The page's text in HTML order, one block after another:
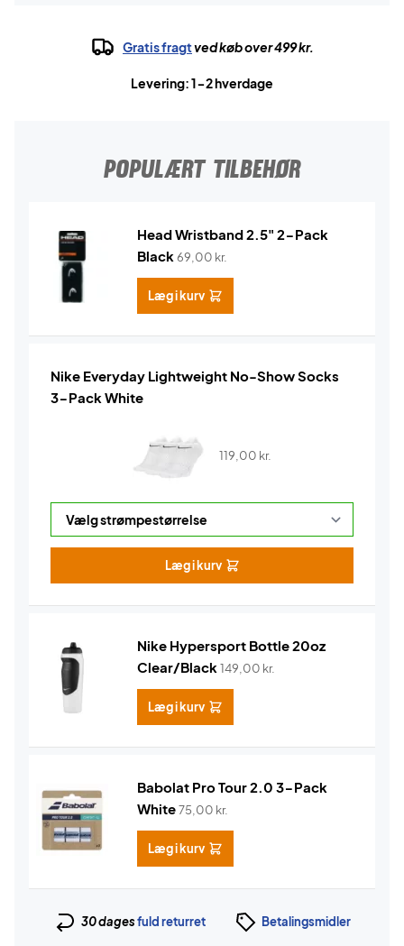
Gratis fragtved køb over 499 kr.
Levering: 1-2 hverdage
POPULÆRT TILBEHØR
Head Wristband 2.5" 2-Pack
Black69,00 kr.
Læg i kurv
Nike Everyday Lightweight No-Show Socks
3-Pack White
119,00 kr.
Læg i kurv
Nike Hypersport Bottle 20oz
Clear/Black149,00 kr.
Læg i kurv
Babolat Pro Tour 2.0 3-Pack
White75,00 kr.
Læg i kurv
30 dagesfuld returret Betalingsmidler